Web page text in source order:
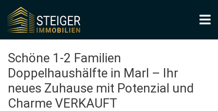
Schöne 1-2 Familien
Doppelhaushälfte in Marl – Ihr
neues Zuhause mit Potenzial und
Charme VERKAUFT